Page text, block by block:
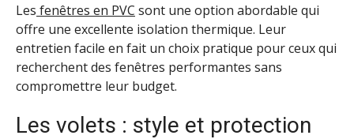
Les fenêtres en PVC sont une option abordable qui
offre une excellente isolation thermique. Leur
entretien facile en fait un choix pratique pour ceux qui
recherchent des fenêtres performantes sans
compromettre leur budget.
Les volets : style et protection